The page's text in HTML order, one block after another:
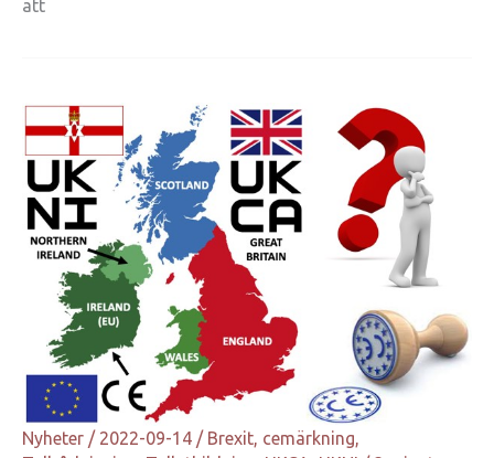
att
Nyheter / 2022-09-14 / Brexit, cemärkning,